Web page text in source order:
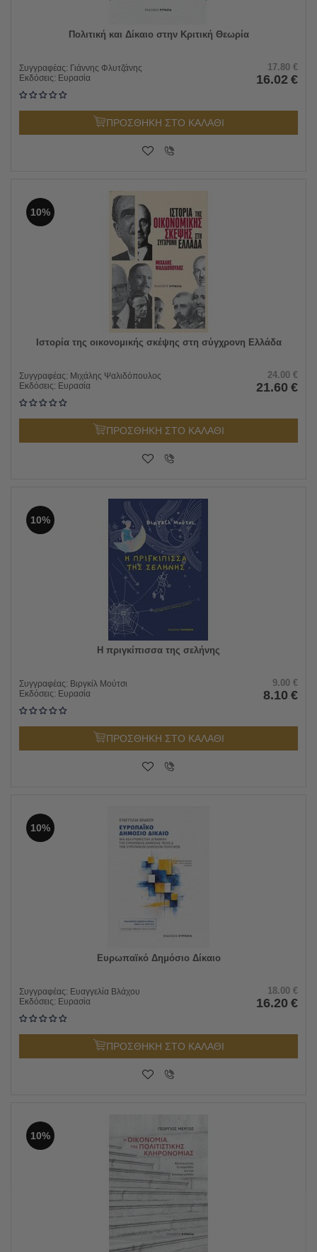
Πολιτική και Δίκαιο στην Κριτική Θεωρία
Συγγραφέας: Γιάννης Φλυτζάνης
Εκδόσεις: Ευρασία
17.80 €
16.02 €
ΠΡΟΣΘΗΚΗ ΣΤΟ ΚΑΛΑΘΙ
10%
Ιστορία της οικονομικής σκέψης στη σύγχρονη Ελλάδα
Συγγραφέας: Μιχάλης Ψαλιδόπουλος
Εκδόσεις: Ευρασία
24.00 €
21.60 €
ΠΡΟΣΘΗΚΗ ΣΤΟ ΚΑΛΑΘΙ
10%
Η πριγκίπισσα της σελήνης
Συγγραφέας: Βιργκίλ Μούτσι
Εκδόσεις: Ευρασία
9.00 €
8.10 €
ΠΡΟΣΘΗΚΗ ΣΤΟ ΚΑΛΑΘΙ
10%
Ευρωπαϊκό Δημόσιο Δίκαιο
Συγγραφέας: Ευαγγελία Βλάχου
Εκδόσεις: Ευρασία
18.00 €
16.20 €
ΠΡΟΣΘΗΚΗ ΣΤΟ ΚΑΛΑΘΙ
10%